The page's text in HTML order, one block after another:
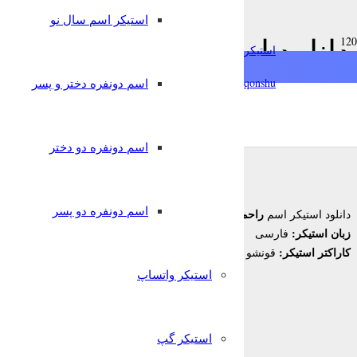
استیکرساز
qonshu@
استیکر اسم سال نو
اسم دونفره دختر و پسر
اسم دونفره دو دختر
اسم دونفره دو پسر
استیکر واتساپ
استیکر گپ
دانلود استیکر اسم راحم
دانلود استیکر اسم راحم
زبان استیکر: فارسی
کاراکتر استیکر: قونشو